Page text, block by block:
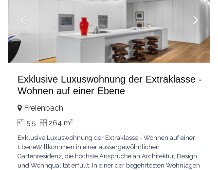
Exklusive Luxuswohnung der Extraklasse -
Wohnen auf einer Ebene
Freienbach
5.5 264 m2
Exklusive Luxuswohnung der Extraklasse - Wohnen auf einer
EbeneWillkommen in einer aussergewöhnlichen
Gartenresidenz, die höchste Ansprüche an Architektur, Design
und Wohnqualität erfüllt. In einer der begehrtesten Wohnlagen